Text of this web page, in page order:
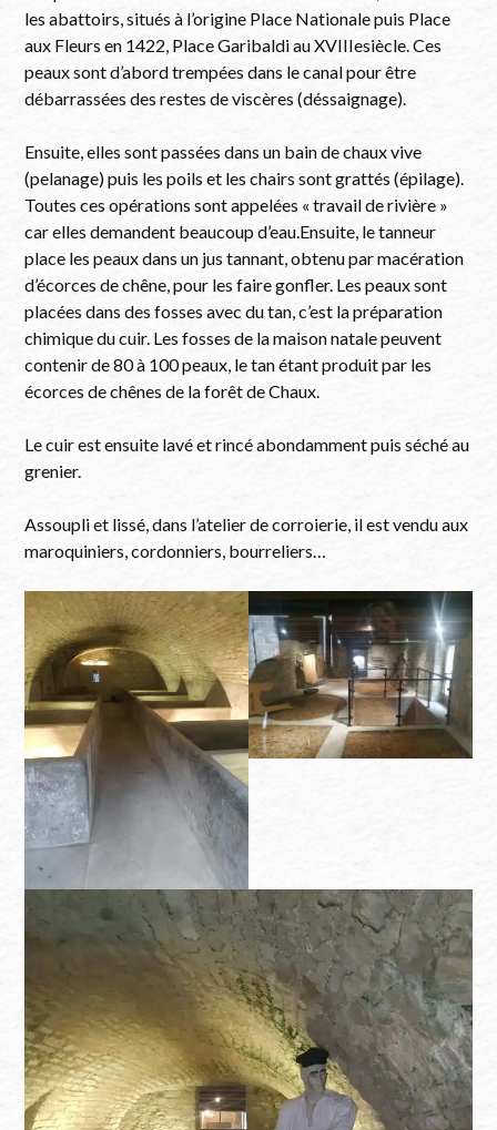
les abattoirs, situés à l’origine Place Nationale puis Place
aux Fleurs en 1422, Place Garibaldi au XVIIIesiècle. Ces
peaux sont d’abord trempées dans le canal pour être
débarrassées des restes de viscères (déssaignage).
Ensuite, elles sont passées dans un bain de chaux vive
(pelanage) puis les poils et les chairs sont grattés (épilage).
Toutes ces opérations sont appelées « travail de rivière »
car elles demandent beaucoup d’eau.Ensuite, le tanneur
place les peaux dans un jus tannant, obtenu par macération
d’écorces de chêne, pour les faire gonfler. Les peaux sont
placées dans des fosses avec du tan, c’est la préparation
chimique du cuir. Les fosses de la maison natale peuvent
contenir de 80 à 100 peaux, le tan étant produit par les
écorces de chênes de la forêt de Chaux.
Le cuir est ensuite lavé et rincé abondamment puis séché au
grenier.
Assoupli et lissé, dans l’atelier de corroierie, il est vendu aux
maroquiniers, cordonniers, bourreliers…